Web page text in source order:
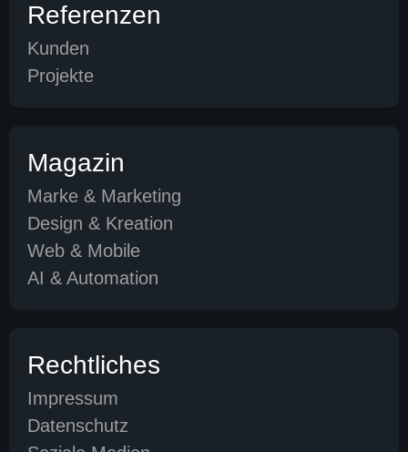
Referenzen
Kunden
Projekte
Magazin
Marke & Marketing
Design & Kreation
Web & Mobile
AI & Automation
Rechtliches
Impressum
Datenschutz